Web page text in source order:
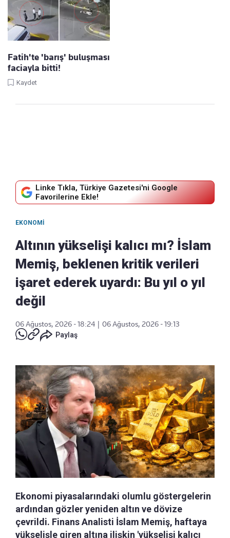
Fatih'te 'barış' buluşması
faciayla bitti!
Kaydet
Linke Tıkla, Türkiye Gazetesi'ni Google
Favorilerine Ekle!
EKONOMI
Altının yükselişi kalıcı mı? İslam
Memiş, beklenen kritik verileri
işaret ederek uyardı: Bu yıl o yıl
değil
06 Ağustos, 2026 - 18:24
06 Ağustos, 2026 - 19:13
Paylaş
Ekonomi piyasalarındaki olumlu göstergelerin
ardından gözler yeniden altın ve dövize
çevrildi. Finans Analisti İslam Memiş, haftaya
yükselişle giren altına ilişkin 'yükselişi kalıcı